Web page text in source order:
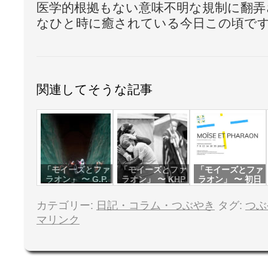
医学的根拠もない意味不明な規制に翻
なひと時に癒されている今日この頃で
関連してそうな記事
「モイーズとファ
ラオン」 〜 G.P.
「モイーズとファ
ラオン」 〜 KHP
「モイーズとファ
ラオン」 〜 初日
カテゴリー: 日記・コラム・つぶやき タグ: つ
マリンク